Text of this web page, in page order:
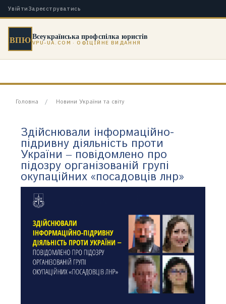
Увійти Зареєструватись
ВПЮВсеукраїнська профспілка юристів
VPU-UA.COM · ОФІЦІЙНЕ ВИДАННЯ
Головна Новини України та світу
Здійснювали інформаційно-
підривну діяльність проти
України ‒ повідомлено про
підозру організованій групі
окупаційних «посадовців лнр»